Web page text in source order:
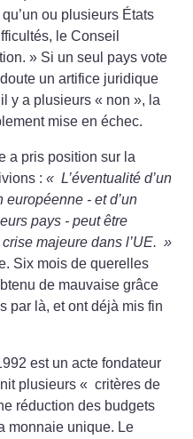
ou plusieurs États
le Conseil
» Si un seul pays vote
un artifice juridique
y a plusieurs « non », la
mise en échec.
a pris position sur la
:« L’éventualité d’un
- et d’un
pays - peut être
majeure dans l’UE. »
Six mois de querelles
de mauvaise grâce
par là, et ont déjà mis fin
est un acte fondateur
plusieurs « critères de
réduction des budgets
monnaie unique. Le